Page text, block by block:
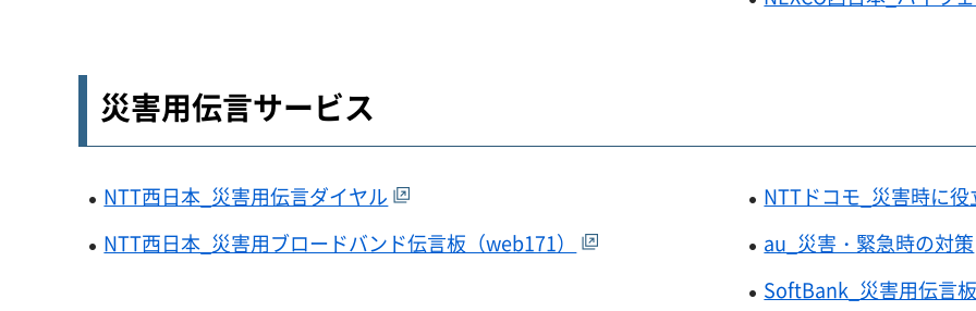
災害用伝言サービス
NTT西日本_災害用伝言ダイヤル
NTT西日本_災害用ブロードバンド伝言板（web171）
NTTドコモ_災害時に
au_災害・緊急時の対策
SoftBank_災害用伝言板